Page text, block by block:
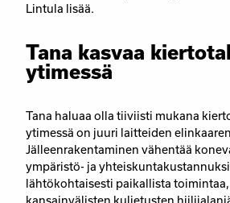
Lintula lisää.
Tana kasvaa
ytimessä
Tana haluaa olla tiiviisti mukana
ytimessä on juuri laitteiden
Jälleenrakentaminen vähentää
ympäristö- ja
lähtökohtaisesti paikallista